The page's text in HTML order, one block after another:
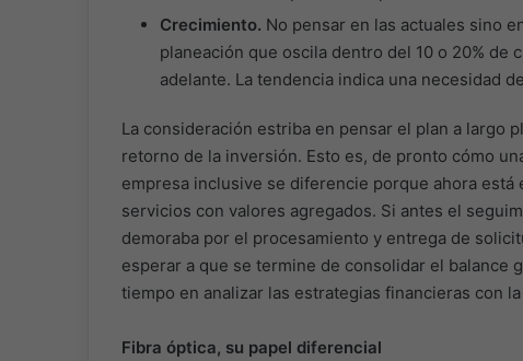
Crecimiento. No pensar en las actuales sino
planeación que oscila dentro del 10 o 20% de
adelante. La tendencia indica una necesidad
La consideración estriba en pensar el plan a largo
retorno de la inversión. Esto es, de pronto cómo
empresa inclusive se diferencie porque ahora
servicios con valores agregados. Si antes el
demoraba por el procesamiento y entrega de
esperar a que se termine de consolidar el balance
tiempo en analizar las estrategias financieras con
Fibra óptica, su papel diferencial